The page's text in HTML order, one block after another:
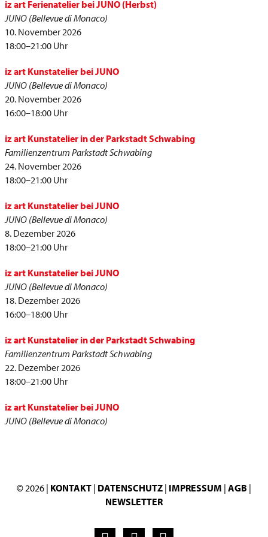
iz art Ferienatelier bei JUNO (Herbst)
JUNO (Bellevue di Monaco)
10. November 2026
18:00–21:00 Uhr
iz art Kunstatelier bei JUNO
JUNO (Bellevue di Monaco)
20. November 2026
16:00–18:00 Uhr
iz art Kunstatelier in der Parkstadt Schwabing
Familienzentrum Parkstadt Schwabing
24. November 2026
18:00–21:00 Uhr
iz art Kunstatelier bei JUNO
JUNO (Bellevue di Monaco)
8. Dezember 2026
18:00–21:00 Uhr
iz art Kunstatelier bei JUNO
JUNO (Bellevue di Monaco)
18. Dezember 2026
16:00–18:00 Uhr
iz art Kunstatelier in der Parkstadt Schwabing
Familienzentrum Parkstadt Schwabing
22. Dezember 2026
18:00–21:00 Uhr
iz art Kunstatelier bei JUNO
JUNO (Bellevue di Monaco)
© 2026 | KONTAKT | DATENSCHUTZ | IMPRESSUM | AGB |
NEWSLETTER
F I Y